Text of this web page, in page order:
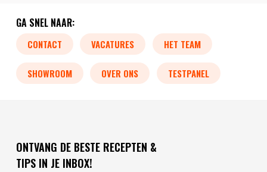
GA SNEL NAAR:
CONTACT VACATURES HET TEAM
SHOWROOM OVER ONS TESTPANEL
ONTVANG DE BESTE RECEPTEN &
TIPS IN JE INBOX!